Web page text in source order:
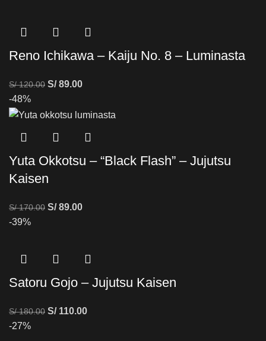
Reno Ichikawa – Kaiju No. 8 – Luminasta
S/120.00 S/89.00
-48%
Yuta Okkotsu – “Black Flash” – Jujutsu
Kaisen
S/170.00 S/89.00
-39%
Satoru Gojo – Jujutsu Kaisen
S/180.00 S/110.00
-27%